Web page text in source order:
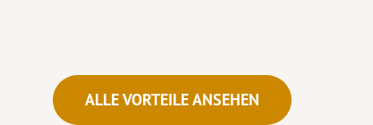
ALLE VORTEILE ANSEHEN